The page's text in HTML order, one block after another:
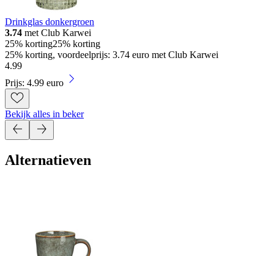
Drinkglas donkergroen
3.74 met Club Karwei
25% korting25% korting
25% korting, voordeelprijs: 3.74 euro met Club Karwei
4.99
Prijs: 4.99 euro
Bekijk alles in beker
Alternatieven